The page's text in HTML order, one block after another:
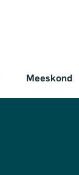
Meeskond